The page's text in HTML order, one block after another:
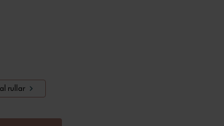
rullar